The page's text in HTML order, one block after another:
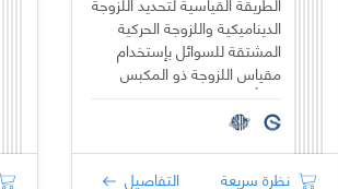
الديناميكية واللزوجة الحركية
المشتقة للسوائل بإستخدام
مقياس اللزوجة ذو المكبس
المتأرجح
نظرة سريعة التفاصيل